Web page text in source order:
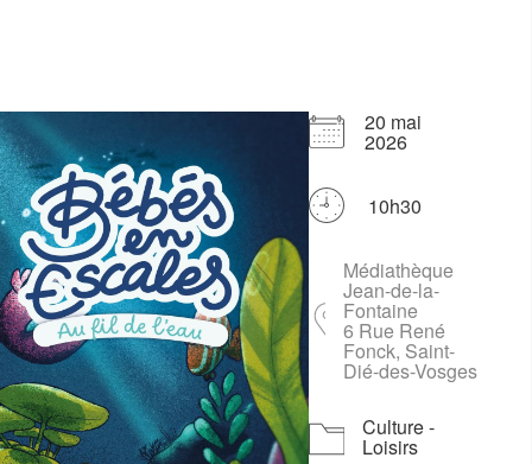
20 mai
2026
10h30
Télécharger ICS
Calendrier
Médiathèque
Jean-de-la-
Fontaine
6 Rue René
Fonck, Saint-
Dié-des-Vosges
Culture -
Loisirs